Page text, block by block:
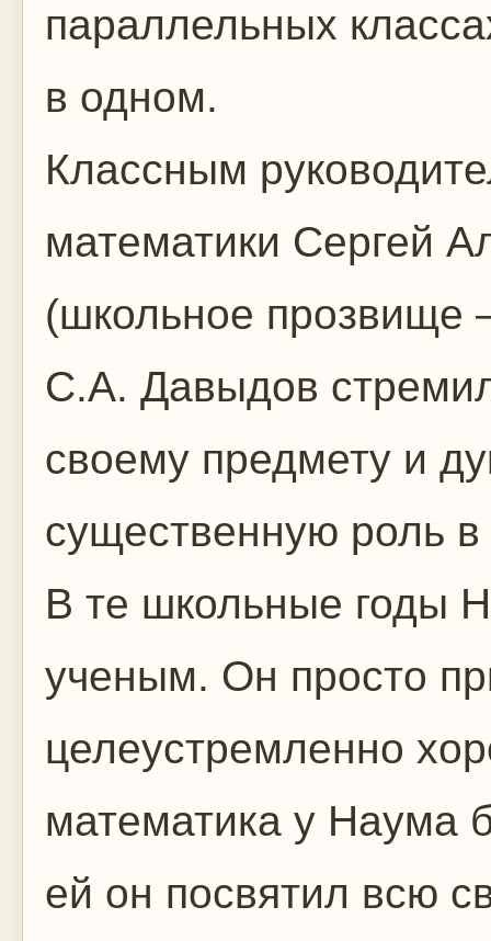
параллельных
в одном.
Классным
математики Сергей
(школьное прозвище
С.А. Давыдов
своему предмету и
существенную роль
В те школьные годы
ученым. Он просто
целеустремленно
математика у Наума
ей он посвятил всю